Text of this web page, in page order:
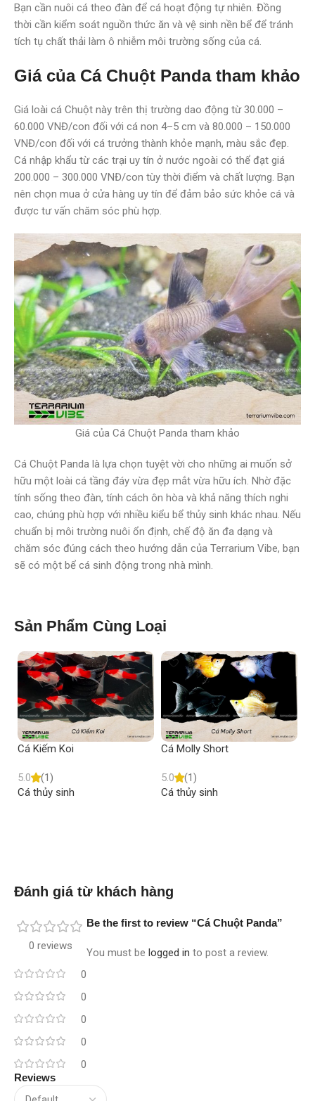
Bạn cần nuôi cá theo đàn để cá hoạt động tự nhiên. Đồng
thời cần kiểm soát nguồn thức ăn và vệ sinh nền bể để tránh
tích tụ chất thải làm ô nhiễm môi trường sống của cá.
Giá của Cá Chuột Panda tham khảo
Giá loài cá Chuột này trên thị trường dao động từ 30.000 –
60.000 VNĐ/con đối với cá non 4–5 cm và 80.000 – 150.000
VNĐ/con đối với cá trưởng thành khỏe mạnh, màu sắc đẹp.
Cá nhập khẩu từ các trại uy tín ở nước ngoài có thể đạt giá
200.000 – 300.000 VNĐ/con tùy thời điểm và chất lượng. Bạn
nên chọn mua ở cửa hàng uy tín để đảm bảo sức khỏe cá và
được tư vấn chăm sóc phù hợp.
Giá của Cá Chuột Panda tham khảo
Cá Chuột Panda là lựa chọn tuyệt vời cho những ai muốn sở
hữu một loài cá tầng đáy vừa đẹp mắt vừa hữu ích. Nhờ đặc
tính sống theo đàn, tính cách ôn hòa và khả năng thích nghi
cao, chúng phù hợp với nhiều kiểu bể thủy sinh khác nhau. Nếu
chuẩn bị môi trường nuôi ổn định, chế độ ăn đa dạng và
chăm sóc đúng cách theo hướng dẫn của Terrarium Vibe, bạn
sẽ có một bể cá sinh động trong nhà mình.
Sản Phẩm Cùng Loại
Cá Kiếm Koi
5.0
(1)
Cá thủy sinh
Cá Molly Short
5.0
(1)
Cá thủy sinh
Đánh giá từ khách hàng
0 reviews
0
0
0
0
0
Reviews
Be the first to review “Cá Chuột Panda”
You must be logged in to post a review.